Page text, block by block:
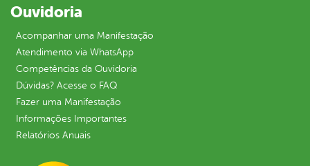
Ouvidoria
Acompanhar uma Manifestação
Atendimento via WhatsApp
Competências da Ouvidoria
Dúvidas? Acesse o FAQ
Fazer uma Manifestação
Informações Importantes
Relatórios Anuais